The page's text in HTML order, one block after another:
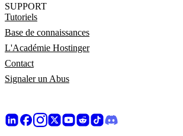
SUPPORT
Tutoriels
Base de connaissances
L'Académie Hostinger
Contact
Signaler un Abus